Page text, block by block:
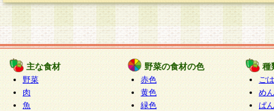
主な食材
野菜
肉
魚
野菜の食材の色
赤色
黄色
緑色
種
ご
めん
ぱん